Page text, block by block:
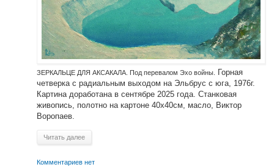
ЗЕРКАЛЬЦЕ ДЛЯ АКСАКАЛА. Под перевалом Эхо войны.
Горная
четверка с радиальным выходом на Эльбрус с юга, 1976г.
Картина доработана в сентябре 2025 года. Станковая
живопись, полотно на картоне 40х40см, масло, Виктор
Воропаев.
Читать далее
Комментариев нет